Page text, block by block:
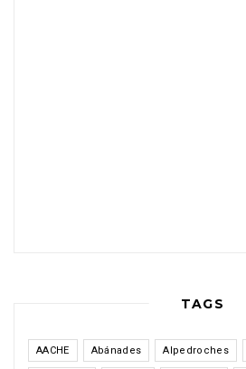
TAGS
AACHE Abánades Alpedroches